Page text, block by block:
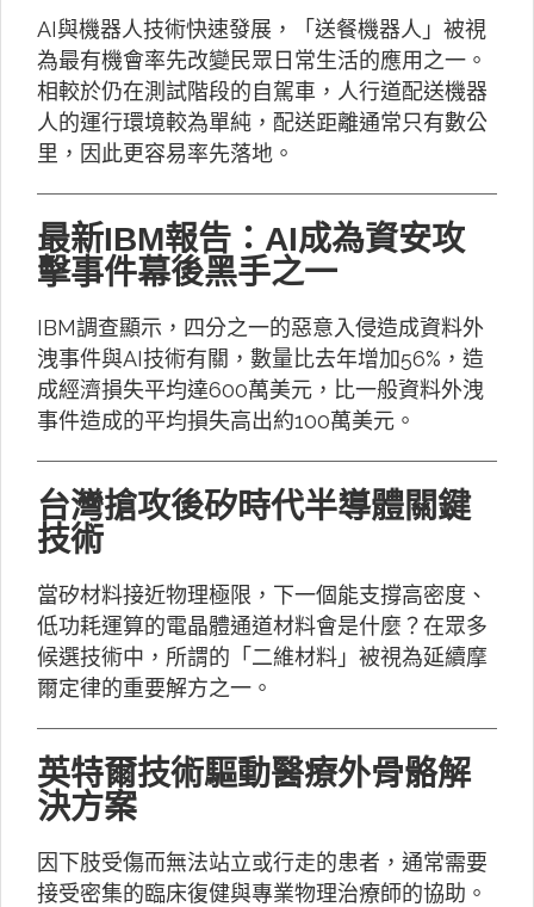
AI與機器人技術快速發展，「送餐機器人」被視
為最有機會率先改變民眾日常生活的應用之一。
相較於仍在測試階段的自駕車，人行道配送機器
人的運行環境較為單純，配送距離通常只有數公
里，因此更容易率先落地。
最新IBM報告：AI成為資安攻
擊事件幕後黑手之一
IBM調查顯示，四分之一的惡意入侵造成資料外
洩事件與AI技術有關，數量比去年增加56%，造
成經濟損失平均達600萬美元，比一般資料外洩
事件造成的平均損失高出約100萬美元。
台灣搶攻後矽時代半導體關鍵
技術
當矽材料接近物理極限，下一個能支撐高密度、
低功耗運算的電晶體通道材料會是什麼？在眾多
候選技術中，所謂的「二維材料」被視為延續摩
爾定律的重要解方之一。
英特爾技術驅動醫療外骨骼解
決方案
因下肢受傷而無法站立或行走的患者，通常需要
接受密集的臨床復健與專業物理治療師的協助。